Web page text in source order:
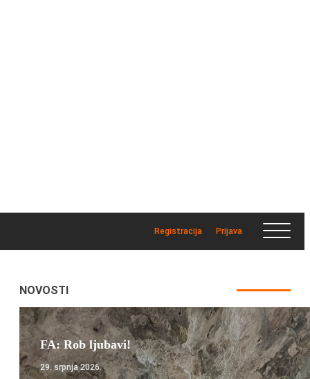
Registracija Prijava
NOVOSTI
FA: Rob ljubavi!
29. srpnja 2026.